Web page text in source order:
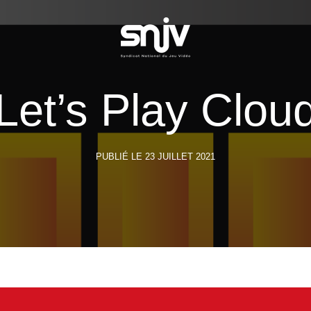
Play
PUBLIÉ LE 23 JUILLET 2021